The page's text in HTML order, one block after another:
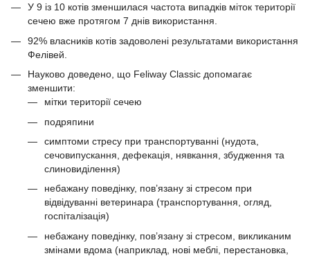
У 9 із 10 котів зменшилася частота випадків міток території
сечею вже протягом 7 днів використання.
92% власників котів задоволені результатами використання
Фелівей.
Науково доведено, що Feliway Classic допомагає
зменшити:
мітки території сечею
подряпини
симптоми стресу при транспортуванні (нудота,
сечовипускання, дефекація, нявкання, збудження та
слиновиділення)
небажану поведінку, пов’язану зі стресом при
відвідуванні ветеринара (транспортування, огляд,
госпіталізація)
небажану поведінку, пов’язану зі стресом, викликаним
змінами вдома (наприклад, нові меблі, перестановка,